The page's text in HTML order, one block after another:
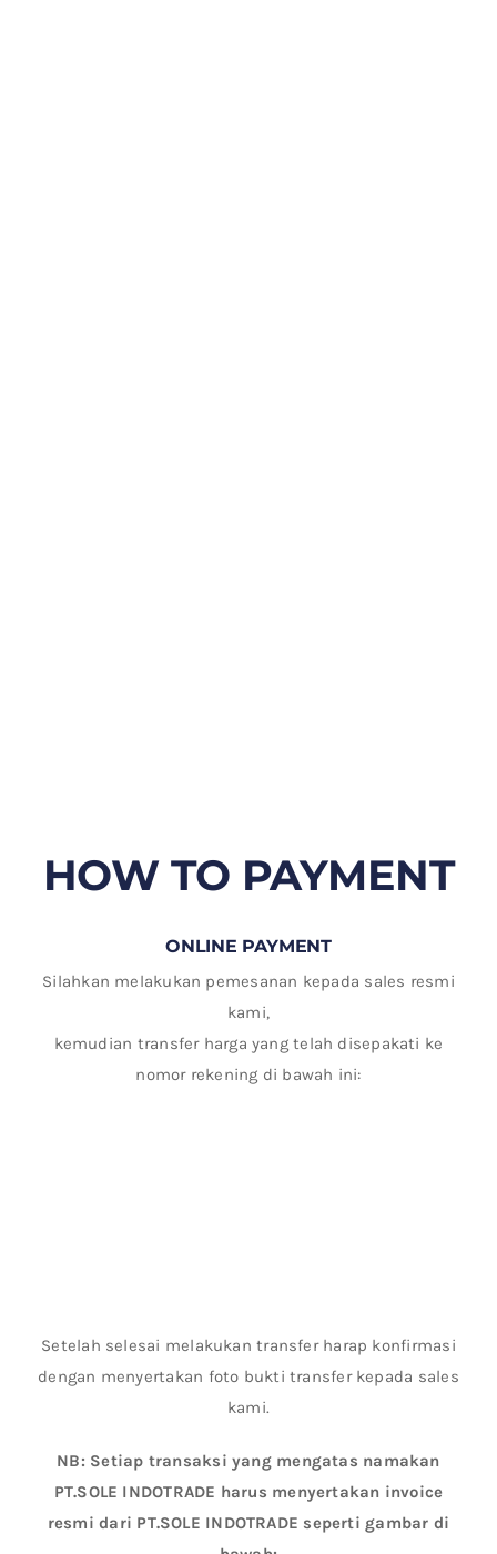
HOW TO PAYMENT
ONLINE PAYMENT
Silahkan melakukan pemesanan kepada sales resmi
kami,
kemudian transfer harga yang telah disepakati ke
nomor rekening di bawah ini:
Setelah selesai melakukan transfer harap konfirmasi
dengan menyertakan foto bukti transfer kepada sales
kami.
NB: Setiap transaksi yang mengatas namakan
PT.SOLE INDOTRADE harus menyertakan invoice
resmi dari PT.SOLE INDOTRADE seperti gambar di